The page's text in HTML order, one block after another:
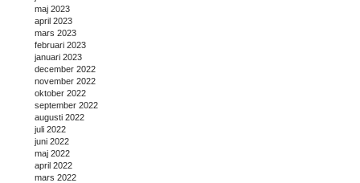
maj 2023
april 2023
mars 2023
februari 2023
januari 2023
december 2022
november 2022
oktober 2022
september 2022
augusti 2022
juli 2022
juni 2022
maj 2022
april 2022
mars 2022